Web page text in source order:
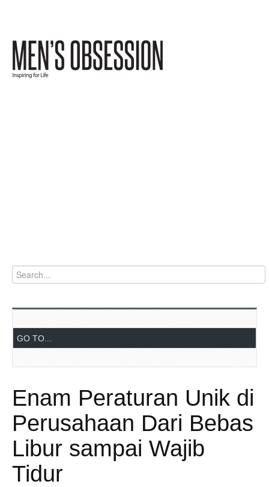
Enam Peraturan Unik di
Perusahaan Dari Bebas
Libur sampai Wajib
Tidur